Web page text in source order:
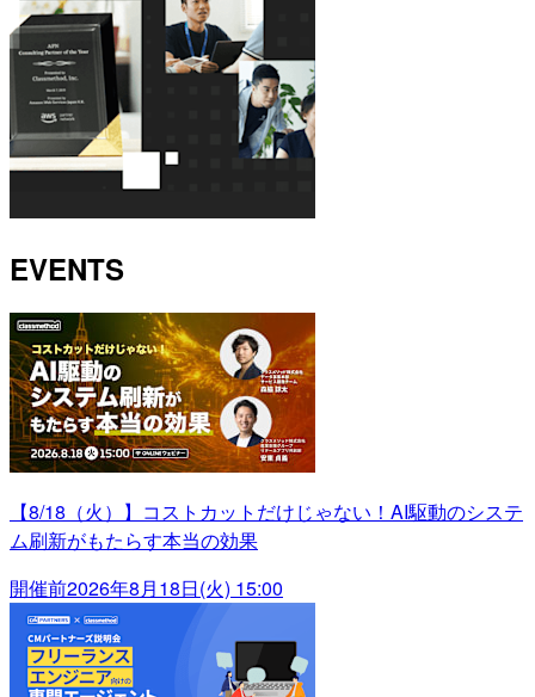
EVENTS
【8/18（火）】コストカットだけじゃない！AI駆動のシステ
ム刷新がもたらす本当の効果
開催前2026年8月18日(火) 15:00